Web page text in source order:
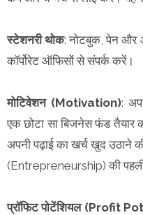
स्टेशनरी थोक: नोटबुक, पेन और
कॉर्पोरेट ऑफिसों से संपर्क करें।
मोटिवेशन (Motivation):
एक छोटा सा बिजनेस फंड
अपनी पढ़ाई का खर्च खुद उठाने
(Entrepreneurship) की पहली
प्रॉफिट पोटेंशियल (Profit